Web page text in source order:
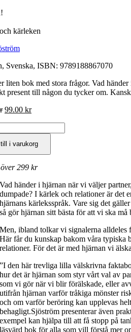
kärleken
Svenska, ISBN: 9789188867070
liten bok med stora frågor. Vad
present till någon du tycker om.
Det
var:
189.00 kr.
99.00 krDet
är:
99.00 kr.
i varukorg
299 kr
Vad händer i hjärnan när vi väljer
dumpade? I kärlek och relationer är det
hjärnans kärleksspråk. Vare sig det
så gör hjärnan sitt bästa för att vi ska må
Men, ibland tolkar vi signalerna alldeles
Här får du kunskap bakom våra typiska
relationer. För det är med hjärnan vi
”I den här trevliga lilla välskrivna
hur det är hjärnan som styr vårt val av
som vi gör när vi blir förälskade, eller
utifrån hjärnan varför tråkiga mönster
och om varför beröring kan upplevas
behagligt.Sjöström presenterar även
exempel kan hjälpa till att få stopp på
läsvärd bok för alla som vill förstå mer